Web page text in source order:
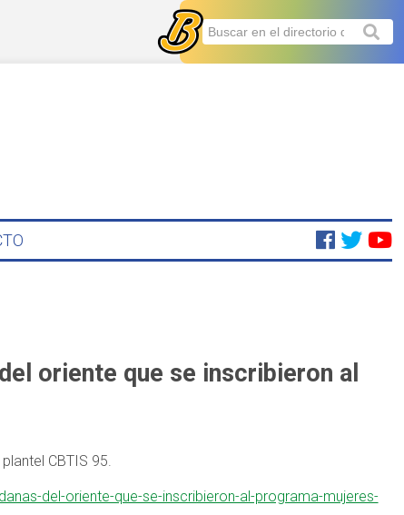
oriente que se inscribieron al
CBTIS 95.
del-oriente-que-se-inscribieron-al-programa-mujeres-